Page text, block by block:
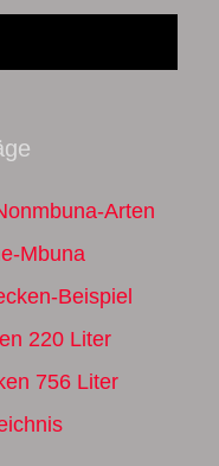
Arten
Mbuna
Beispiel
220 Liter
756 Liter